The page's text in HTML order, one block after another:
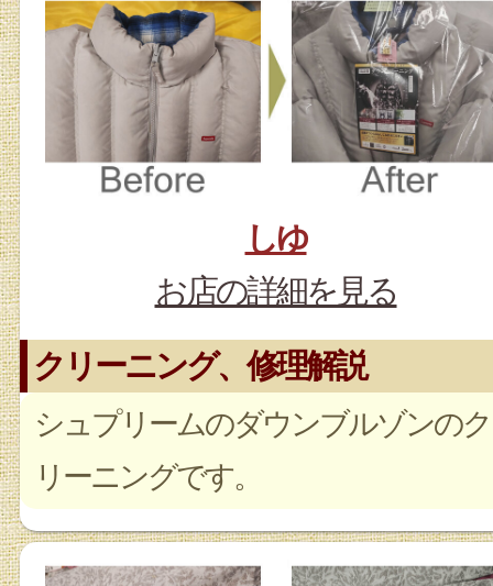
しゆ
お店の詳細を見る
クリーニング、修理解説
シュプリームのダウンブルゾンのク
リーニングです。